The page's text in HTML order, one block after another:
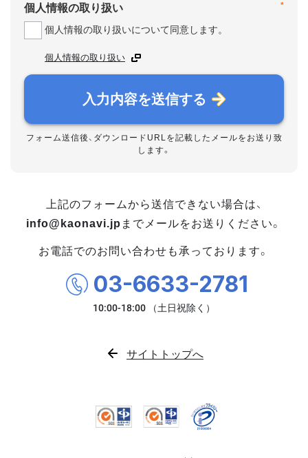
*
個人情報の取り扱い
個人情報の取り扱いについて同意します。
個人情報の取り扱い
入力内容を送信する
フォーム送信後、ダウンロードURLを記載したメールをお送り致
します。
上記のフォームから送信できない場合は、
info@kaonavi.jp までメールをお送りください。
お電話でのお問い合わせも承っております。
03-6633-2781
サイトトップへ